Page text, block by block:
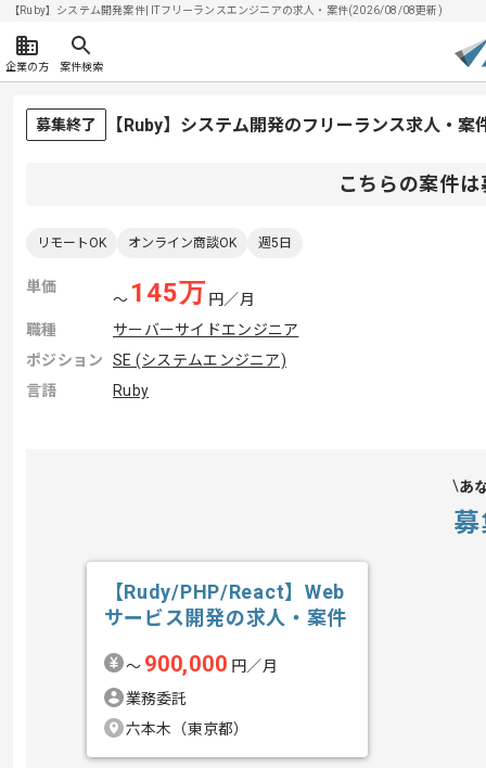
【Ruby】システム開発案件| ITフリーランスエンジニアの求人・案件(2026/08/08更新)
企業の方 案件検索
募集終了 【Ruby】システム開発のフリーランス求人・案
こちらの案件
リモートOK オンライン商談OK 週5日
単価
〜 145万 円／月
職種
サーバーサイドエンジニア
ポジション
SE (システムエンジニア)
言語
Ruby
あ
【Rudy/PHP/React】Web
サービス開発の求人・案件
〜 900,000 円／月
業務委託
六本木（東京都）